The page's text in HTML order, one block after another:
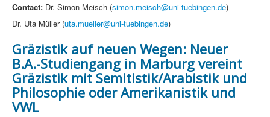
Contact: Dr. Simon Meisch (simon.meisch@uni-tuebingen.de)
Dr. Uta Müller (uta.mueller@uni-tuebingen.de)
Gräzistik auf neuen Wegen: Neuer
B.A.-Studiengang in Marburg vereint
Gräzistik mit Semitistik/Arabistik und
Philosophie oder Amerikanistik und
VWL